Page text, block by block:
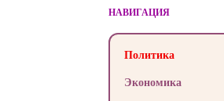
НАВИГАЦИЯ
Политика
Экономика